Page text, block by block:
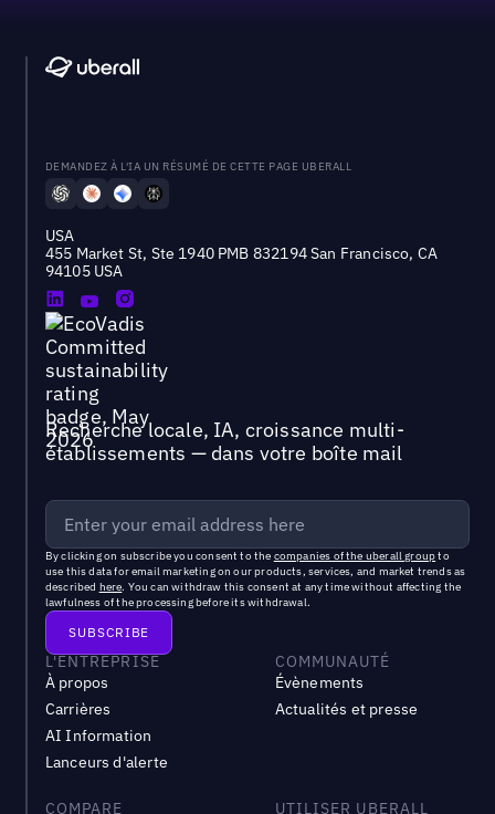
DEMANDEZ À L'IA UN RÉSUMÉ DE CETTE PAGE UBERALL
USA
455 Market St, Ste 1940 PMB 832194 San Francisco, CA
94105 USA
Recherche locale, IA, croissance multi-
établissements — dans votre boîte mail
By clicking on subscribe you consent to the companies of the uberall groupto
use this data for email marketing on our products, services, and market trends as
described here. You can withdraw this consent at any time without affecting the
lawfulness of the processing before its withdrawal.
L'ENTREPRISE
À propos
Carrières
AI Information
Lanceurs d'alerte
COMMUNAUTÉ
Évènements
Actualités et presse
COMPARE UTILISER UBERALL